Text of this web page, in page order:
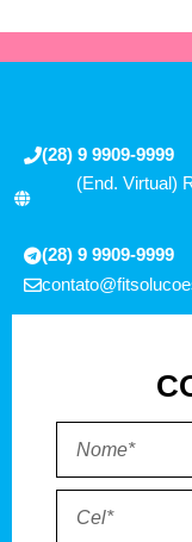
(28) 9 9909-9999
(End. Virtual)
(28) 9 9909-9999